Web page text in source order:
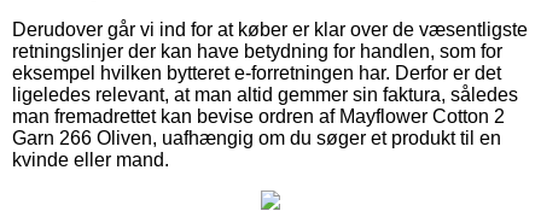
Derudover går vi ind for at køber er klar over de væsentligste
retningslinjer der kan have betydning for handlen, som for
eksempel hvilken bytteret e-forretningen har. Derfor er det
ligeledes relevant, at man altid gemmer sin faktura, således
man fremadrettet kan bevise ordren af Mayflower Cotton 2
Garn 266 Oliven, uafhængig om du søger et produkt til en
kvinde eller mand.